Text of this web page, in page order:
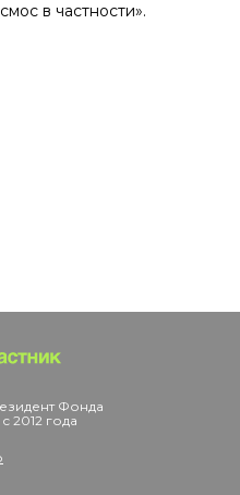
в частности».
Фонда
2012 года